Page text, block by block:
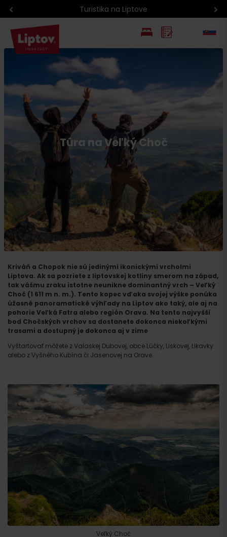
Turistika na Liptove
Túra na Veľký Choč
Kriváň a Chopok nie sú jedinými ikonickými vrcholmi
Liptova. Ak sa pozriete z liptovskej kotliny smerom na západ,
tak vášmu zraku istotne neunikne dominantný vrch – Veľký
Choč (1 611 m n. m.). Tento kopec vďaka svojej výške ponúka
úžasné panoramatické výhľady na Liptov ako taký, ale aj na
pohorie Veľká Fatra alebo región Orava. Na tento najvyšší
bod Chočských vrchov sa dostanete dokonca niekoľkými
trasami a dostupný je dokonca aj v zime
Vyštartovať môžete z Valaskej Dubovej, obce Lúčky, Liskovej, Likavky
alebo z Vyšného Kubína či Jasenovej na Orave.
Veľký Choč